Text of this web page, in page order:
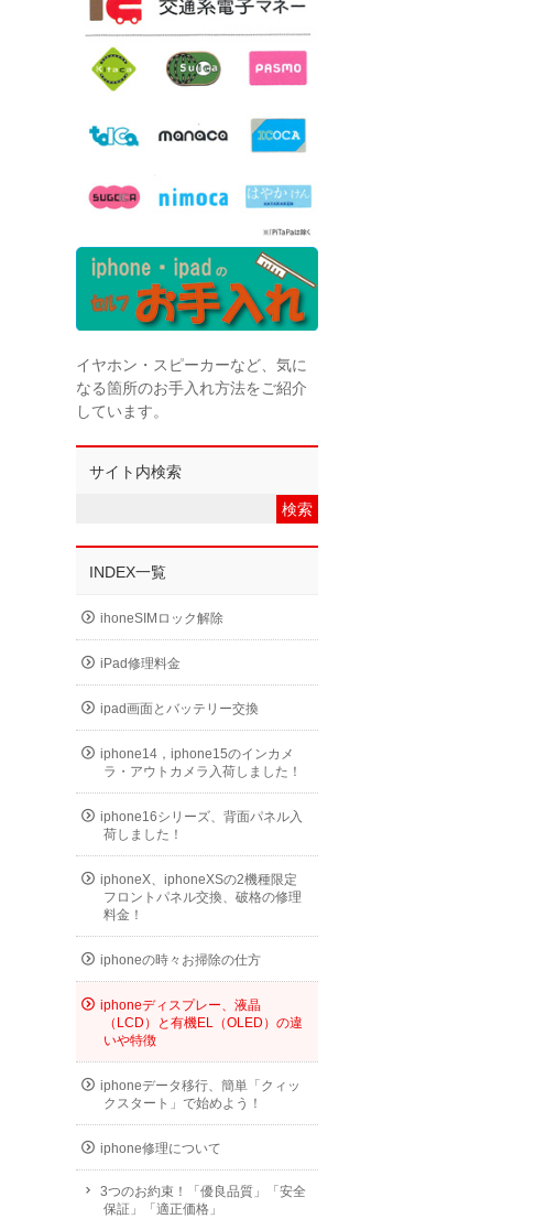
イヤホン・スピーカーなど、気に
なる箇所のお手入れ方法をご紹介
しています。
サイト内検索
INDEX一覧
ihoneSIMロック解除
iPad修理料金
ipad画面とバッテリー交換
iphone14，iphone15のインカメ
ラ・アウトカメラ入荷しました！
iphone16シリーズ、背面パネル入
荷しました！
iphoneX、iphoneXSの2機種限定
フロントパネル交換、破格の修理
料金！
iphoneの時々お掃除の仕方
iphoneディスプレー、液晶
（LCD）と有機EL（OLED）の違
いや特徴
iphoneデータ移行、簡単「クィッ
クスタート」で始めよう！
iphone修理について
3つのお約束！「優良品質」「安全
保証」「適正価格」